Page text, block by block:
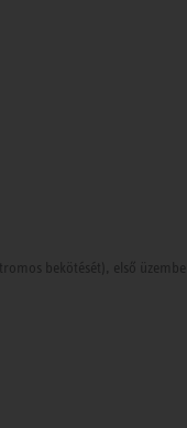
bekötését), első